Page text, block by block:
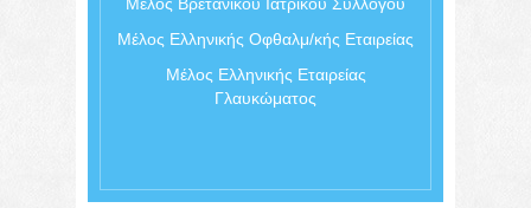
Μέλος Βρετανικού Ιατρικού Συλλόγου
Μέλος Ελληνικής Οφθαλμ/κής Εταιρείας
Μέλος Ελληνικής Εταιρείας
Γλαυκώματος